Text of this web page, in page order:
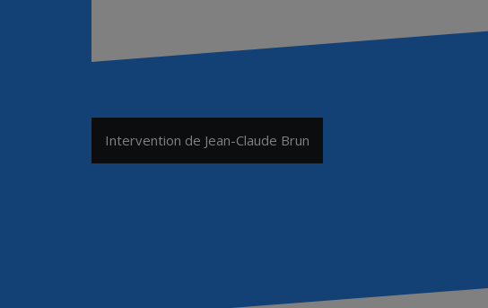
Navigation
de
Intervention de Jean-Claude Brun